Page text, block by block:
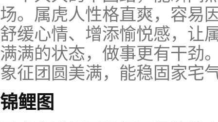
场。属虎人性格直爽，容易
舒缓心情、增添愉悦感，让
满满的状态，做事更有干劲
象征团圆美满，能稳固家宅
锦鲤图